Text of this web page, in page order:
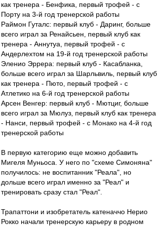
как тренера - Бенфика, первый трофей - с
Порту на 3-й год тренерской работы
Раймон Гуталс: первый клуб - Даринг, больше
всего играл за Ренайсьен, первый клуб как
тренера - Аннутуа, первый трофей - с
Андерлехтом на 19-й год тренерской работы
Эленио Эррера: первый клуб - Касабланка,
больше всего играл за Шарльвиль, первый клуб
как тренера - Пюто, первый трофей - с
Атлетико на 6-й год тренерской работы
Арсен Венгер: первый клуб - Мютциг, больше
всего играл за Мюлуз, первый клуб как тренера
- Нанси, первый трофей - с Монако на 4-й год
тренерской работы
В первую категорию еще можно добавить
Мигеля Муньоса. У него по "схеме Симоняна"
получилось: не воспитанник "Реала", но
дольше всего играл именно за "Реал" и
тренировать сразу стал "Реал".
Трапаттони и изобретатель катеначчо Нерио
Рокко начали тренерскую карьеру в родном